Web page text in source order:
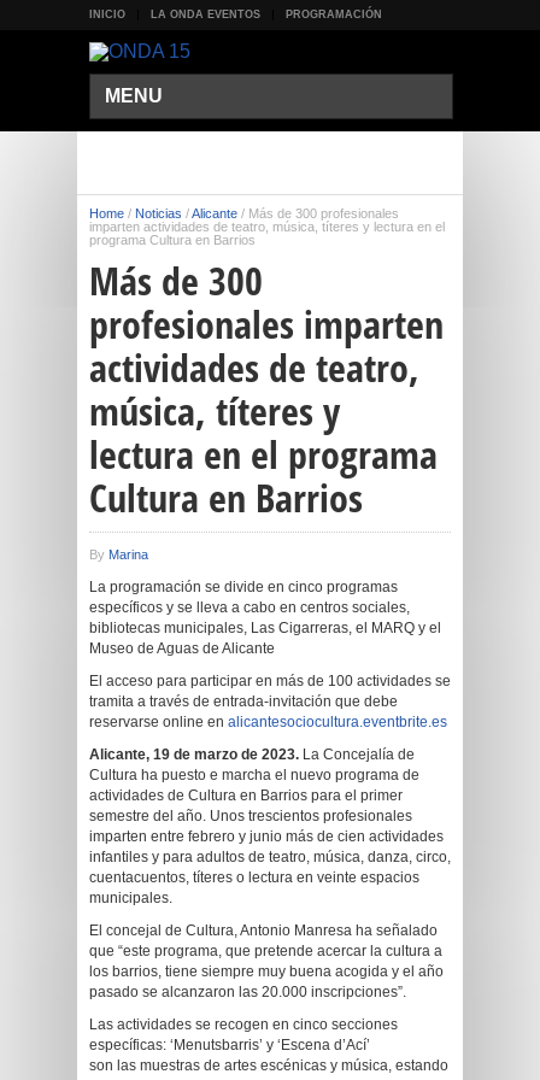
INICIO LA ONDA EVENTOS PROGRAMACIÓN
MENU
Home / Noticias /Alicante / Más de 300 profesionales
imparten actividades de teatro, música, títeres y lectura en el
programa Cultura en Barrios
Más de 300
profesionales imparten
actividades de teatro,
música, títeres y
lectura en el programa
Cultura en Barrios
By Marina
La programación se divide en cinco programas
específicos y se lleva a cabo en centros sociales,
bibliotecas municipales, Las Cigarreras, el MARQ y el
Museo de Aguas de Alicante
El acceso para participar en más de 100 actividades se
tramita a través de entrada-invitación que debe
reservarse online en alicantesociocultura.eventbrite.es
Alicante, 19 de marzo de 2023. La Concejalía de
Cultura ha puesto e marcha el nuevo programa de
actividades de Cultura en Barrios para el primer
semestre del año. Unos trescientos profesionales
imparten entre febrero y junio más de cien actividades
infantiles y para adultos de teatro, música, danza, circo,
cuentacuentos, títeres o lectura en veinte espacios
municipales.
El concejal de Cultura, Antonio Manresa ha señalado
que “este programa, que pretende acercar la cultura a
los barrios, tiene siempre muy buena acogida y el año
pasado se alcanzaron las 20.000 inscripciones”.
Las actividades se recogen en cinco secciones
específicas: ‘Menutsbarris’ y ‘Escena d’Ací’
son las muestras de artes escénicas y música, estando